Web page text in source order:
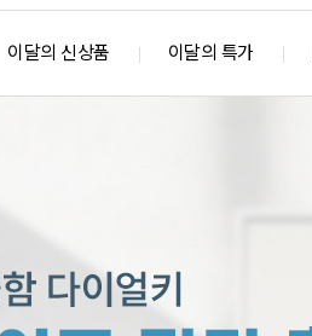
이달의 신상품 이달의 특가